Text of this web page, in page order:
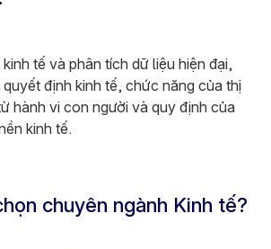
tế và phân tích dữ liệu hiện đại,
định kinh tế, chức năng của thị
hành vi con người và quy định của
kinh tế.
chuyên ngành Kinh tế?